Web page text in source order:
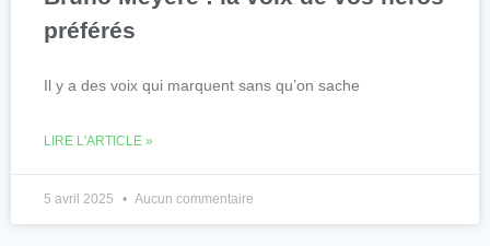
préférés
Il y a des voix qui marquent sans qu’on sache
LIRE L'ARTICLE »
5 avril 2025 Aucun commentaire